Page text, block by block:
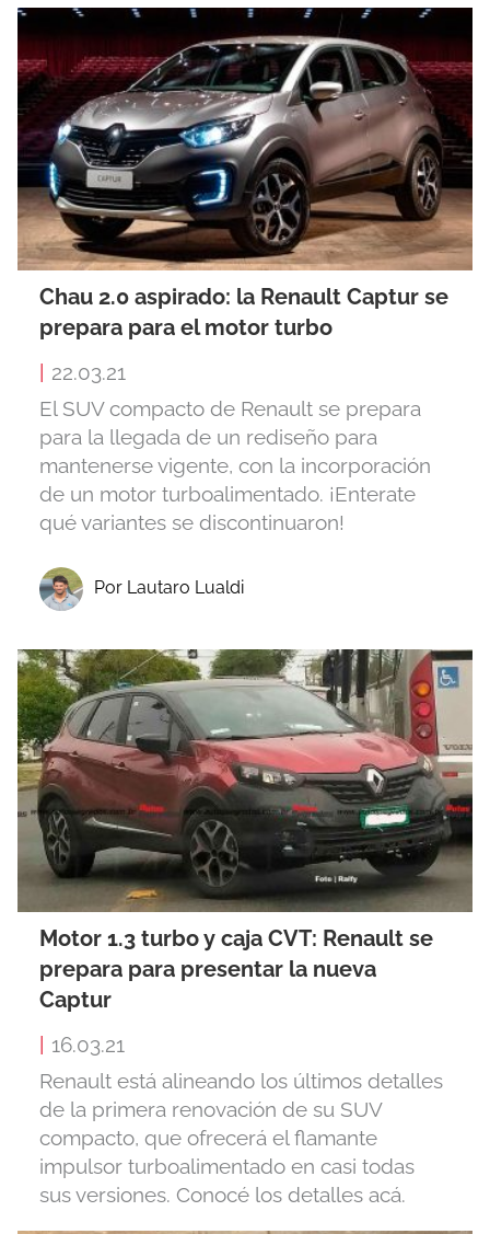
Chau 2.0 aspirado: la Renault Captur se
prepara para el motor turbo
22.03.21
El SUV compacto de Renault se prepara
para la llegada de un rediseño para
mantenerse vigente, con la incorporación
de un motor turboalimentado. ¡Enterate
qué variantes se discontinuaron!
Por Lautaro Lualdi
Motor 1.3 turbo y caja CVT: Renault se
prepara para presentar la nueva
Captur
16.03.21
Renault está alineando los últimos detalles
de la primera renovación de su SUV
compacto, que ofrecerá el flamante
impulsor turboalimentado en casi todas
sus versiones. Conocé los detalles acá.